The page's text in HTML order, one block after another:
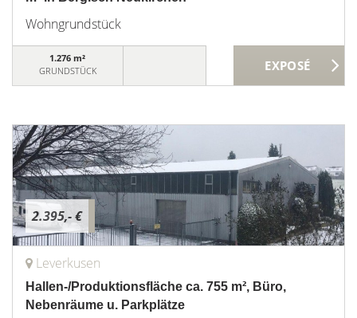
Wohngrundstück
1.276 m²
GRUNDSTÜCK
2.395,- €
Leverkusen
Hallen-/Produktionsfläche ca. 755 m², Büro,
Nebenräume u. Parkplätze